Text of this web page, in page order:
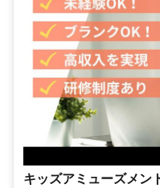
キッズアミューズメン